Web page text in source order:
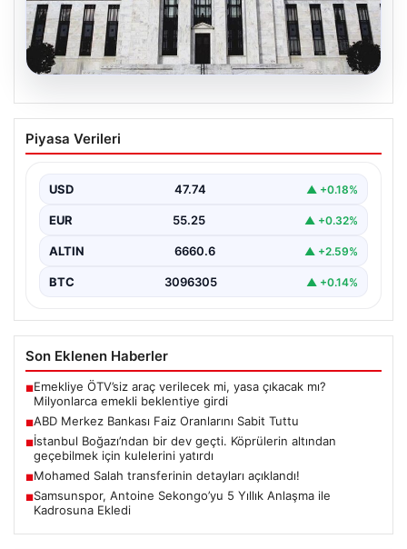
07.08.2026
ABD Merkez Bankası Faiz Oranlarını
Sabit Tuttu
uyumlu olarak politika faiz oranını değiştirmeyerek
yüzde…
Piyasa Verileri
USD 47.74 ▲ +0.18%
EUR 55.25 ▲ +0.32%
ALTIN 6660.6 ▲ +2.59%
BTC 3096305 ▲ +0.14%
Son Eklenen Haberler
■Emekliye ÖTV’siz araç verilecek mi, yasa çıkacak mı?
Milyonlarca emekli beklentiye girdi
■ABD Merkez Bankası Faiz Oranlarını Sabit Tuttu
■İstanbul Boğazı’ndan bir dev geçti. Köprülerin altından
geçebilmek için kulelerini yatırdı
■Mohamed Salah transferinin detayları açıklandı!
■Samsunspor, Antoine Sekongo’yu 5 Yıllık Anlaşma ile
Kadrosuna Ekledi